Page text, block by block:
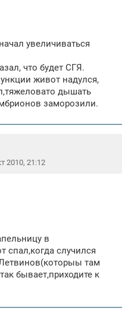
увеличиваться
что будет СГЯ.
живот надулся,
дышать
заморозили.
2010, 21:12
в
спал,когда случился
там
бывает,приходите к